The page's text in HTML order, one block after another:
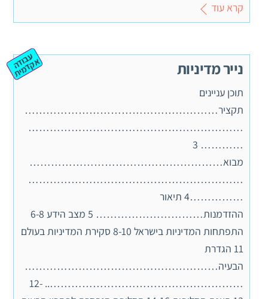
קרא עוד
נייר מדיניות ע
ב
וד
ה
א
ק
ד
מ
ית
תוכן עניינים
תקציר………………………………………………
……………………………………………………
………… 3
מבוא………………………………………………
……………………………………………………
……………4 תיאור
ההזדמנות………………………… 5 מצב הידע 6-8
התפתחות המדיניות בישראל 8-10 סקירת המדיניות בעולם
11 הגדרת
הבעיה………………………………………………
……………………………………………….. 12-